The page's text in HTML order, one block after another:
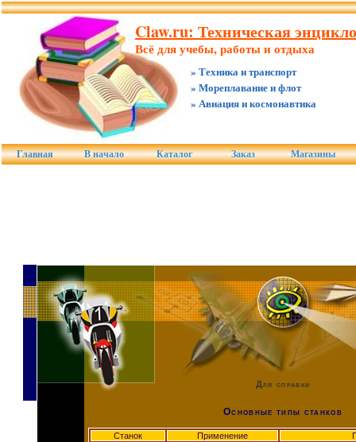
Claw.ru: Техническая
Всё для учебы, работы и отдыха
» Техника и транспорт
» Мореплавание и флот
» Авиация и космонавтика
Главная В начало Каталог Заказ Магазины
Для справки
Основные типы станков
Станок Применение